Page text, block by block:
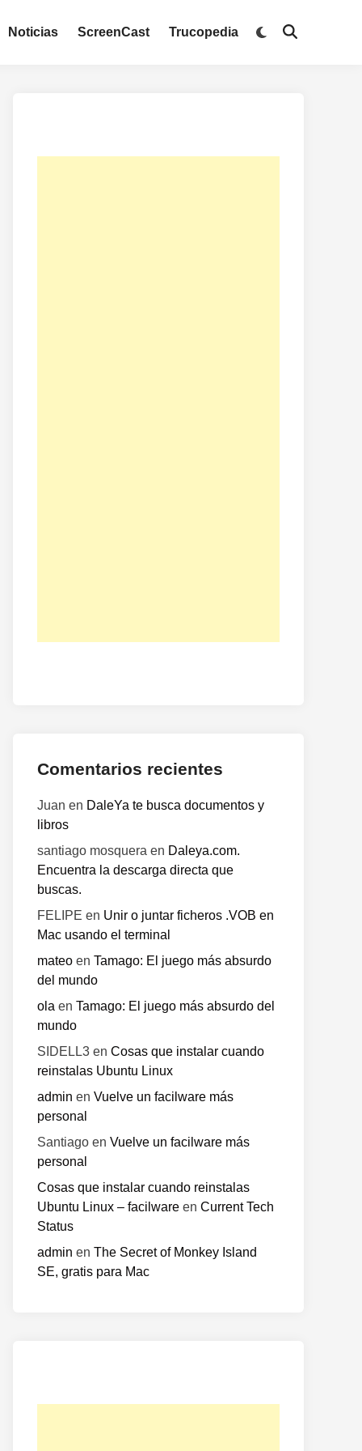
Noticias ScreenCast Trucopedia
Comentarios recientes
Juan en DaleYa te busca documentos y
libros
santiago mosquera en Daleya.com.
Encuentra la descarga directa que
buscas.
FELIPE en Unir o juntar ficheros .VOB en
Mac usando el terminal
mateo en Tamago: El juego más absurdo
del mundo
ola en Tamago: El juego más absurdo del
mundo
SIDELL3 en Cosas que instalar cuando
reinstalas Ubuntu Linux
admin en Vuelve un facilware más
personal
Santiago en Vuelve un facilware más
personal
Cosas que instalar cuando reinstalas
Ubuntu Linux – facilware en Current Tech
Status
admin en The Secret of Monkey Island
SE, gratis para Mac